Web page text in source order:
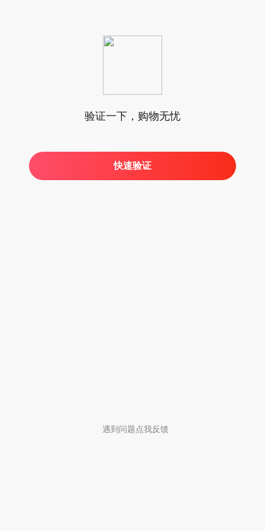
验证一下，购物无忧
快速验证
遇到问题点我反馈